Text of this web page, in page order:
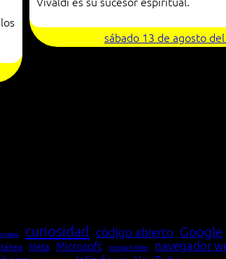
sábado 13 de agosto
curiosidad código abierto Google
Meta Microsoft Mozilla Firefox navegador